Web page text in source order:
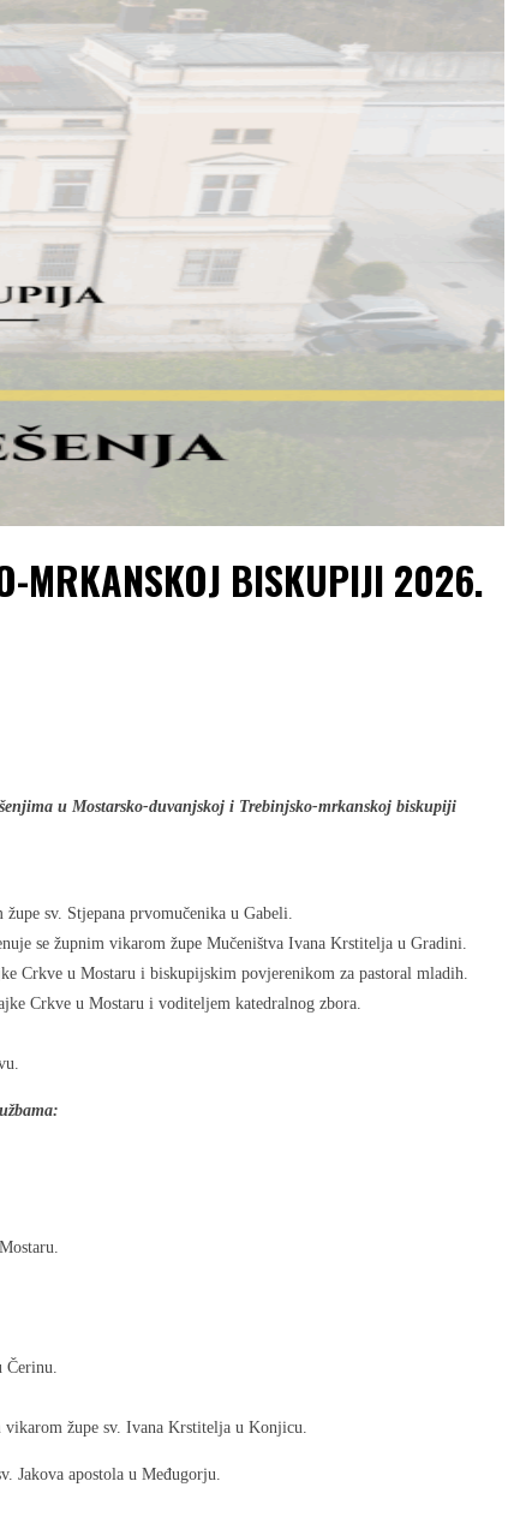
MRKANSKOJ BISKUPIJI 2026.
u Mostarsko-duvanjskoj i Trebinjsko-mrkanskoj biskupiji
sv. Stjepana prvomučenika u Gabeli.
se župnim vikarom župe Mučeništva Ivana Krstitelja u Gradini.
Crkve u Mostaru i biskupijskim povjerenikom za pastoral mladih.
Crkve u Mostaru i voditeljem katedralnog zbora.
Čerinu.
vikarom župe sv. Ivana Krstitelja u Konjicu.
Jakova apostola u Međugorju.